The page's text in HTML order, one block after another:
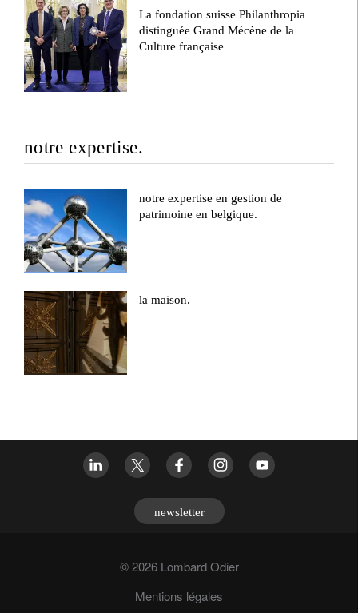
La fondation suisse Philanthropia
distinguée Grand Mécène de la
Culture française
notre expertise.
notre expertise en gestion de
patrimoine en belgique.
la maison.
newsletter
© 2026 Lombard Odier
Mentions légales